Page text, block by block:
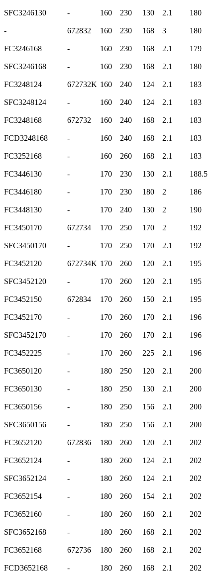
SFC3246130 - 160 230 130 2.1 180
- 672832 160 230 168 3 180
FC3246168 - 160 230 168 2.1 179
SFC3246168 - 160 230 168 2.1 180
FC3248124 672732K 160 240 124 2.1 183
SFC3248124 - 160 240 124 2.1 183
FC3248168 672732 160 240 168 2.1 183
FCD3248168 - 160 240 168 2.1 183
FC3252168 - 160 260 168 2.1 183
FC3446130 - 170 230 130 2.1 188.5
FC3446180 - 170 230 180 2 186
FC3448130 - 170 240 130 2 190
FC3450170 672734 170 250 170 2 192
SFC3450170 - 170 250 170 2.1 192
FC3452120 672734K 170 260 120 2.1 195
SFC3452120 - 170 260 120 2.1 195
FC3452150 672834 170 260 150 2.1 195
FC3452170 - 170 260 170 2.1 196
SFC3452170 - 170 260 170 2.1 196
FC3452225 - 170 260 225 2.1 196
FC3650120 - 180 250 120 2.1 200
FC3650130 - 180 250 130 2.1 200
FC3650156 - 180 250 156 2.1 200
SFC3650156 - 180 250 156 2.1 200
FC3652120 672836 180 260 120 2.1 202
FC3652124 - 180 260 124 2.1 202
SFC3652124 - 180 260 124 2.1 202
FC3652154 - 180 260 154 2.1 202
FC3652160 - 180 260 160 2.1 202
SFC3652168 - 180 260 168 2.1 202
FC3652168 672736 180 260 168 2.1 202
FCD3652168 - 180 260 168 2.1 202